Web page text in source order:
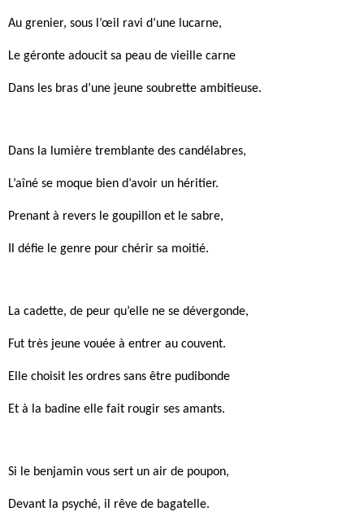
Au grenier, sous l’œil ravi d’une lucarne,
Le géronte adoucit sa peau de vieille carne
Dans les bras d’une jeune soubrette ambitieuse.
Dans la lumière tremblante des candélabres,
L’aîné se moque bien d’avoir un héritier.
Prenant à revers le goupillon et le sabre,
Il défie le genre pour chérir sa moitié.
La cadette, de peur qu’elle ne se dévergonde,
Fut très jeune vouée à entrer au couvent.
Elle choisit les ordres sans être pudibonde
Et à la badine elle fait rougir ses amants.
Si le benjamin vous sert un air de poupon,
Devant la psyché, il rêve de bagatelle.